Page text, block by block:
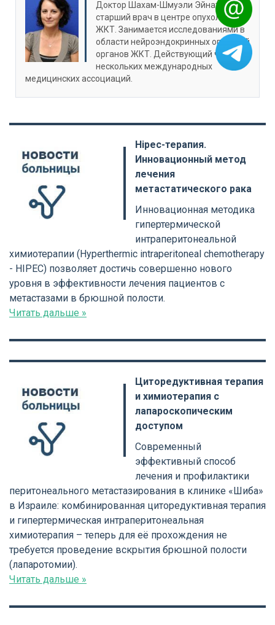
Доктор Шахам-Шмуэли Эйнат –
старший врач в центре опухолей
ЖКТ. Занимается исследованиями в
области нейроэндокринных опухолей
органов ЖКТ. Действующий член
нескольких международных
медицинских ассоциаций.
Hipec-терапия.
Инновационный метод
лечения
метастатического рака
Инновационная методика
гипертермической
интраперитонеальной
химиотерапии (Hyperthermic intraperitoneal chemotherapy
- HIPEC) позволяет достичь совершенно нового
уровня в эффективности лечения пациентов с
метастазами в брюшной полости.
Читать дальше »
Циторедуктивная терапия
и химиотерапия с
лапароскопическим
доступом
Современный
эффективный способ
лечения и профилактики
перитонеального метастазирования в клинике «Шиба»
в Израиле: комбинированная циторедуктивная терапия
и гипертермическая интраперитонеальная
химиотерапия – теперь для её прохождения не
требуется проведение вскрытия брюшной полости
(лапаротомии).
Читать дальше »